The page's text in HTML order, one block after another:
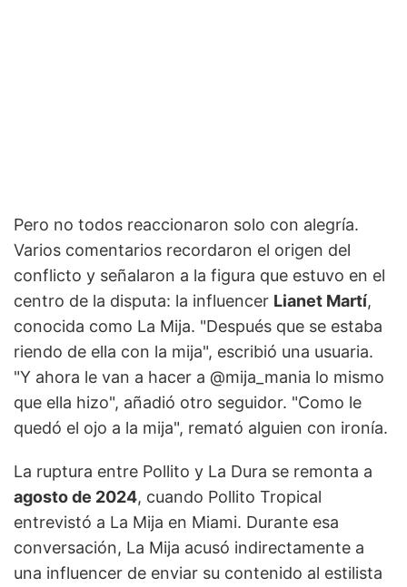
Pero no todos reaccionaron solo con alegría.
Varios comentarios recordaron el origen del
conflicto y señalaron a la figura que estuvo en el
centro de la disputa: la influencer Lianet Martí,
conocida como La Mija. "Después que se estaba
riendo de ella con la mija", escribió una usuaria.
"Y ahora le van a hacer a @mija_mania lo mismo
que ella hizo", añadió otro seguidor. "Como le
quedó el ojo a la mija", remató alguien con ironía.
La ruptura entre Pollito y La Dura se remonta a
agosto de 2024, cuando Pollito Tropical
entrevistó a La Mija en Miami. Durante esa
conversación, La Mija acusó indirectamente a
una influencer de enviar su contenido al estilista